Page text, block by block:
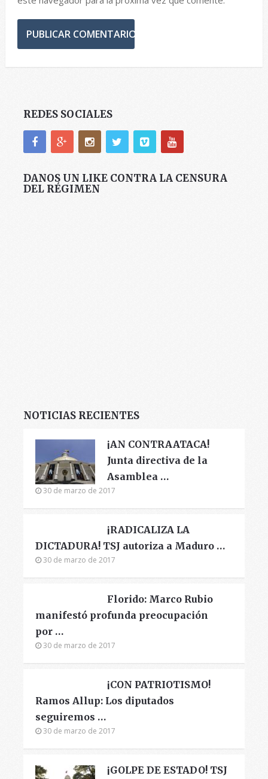
REDES SOCIALES
DANOS UN LIKE CONTRA LA CENSURA
DEL RÉGIMEN
NOTICIAS RECIENTES
¡AN CONTRAATACA!
Junta directiva de la
Asamblea …
30 de marzo de 2017
¡RADICALIZA LA
DICTADURA! TSJ autoriza a Maduro …
30 de marzo de 2017
Florido: Marco Rubio
manifestó profunda preocupación
por …
30 de marzo de 2017
¡CON PATRIOTISMO!
Ramos Allup: Los diputados
seguiremos …
30 de marzo de 2017
¡GOLPE DE ESTADO! TSJ